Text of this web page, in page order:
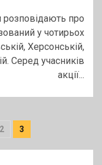
розповідають про
у чотирьох
Херсонській,
Серед учасників
акції...
2 3